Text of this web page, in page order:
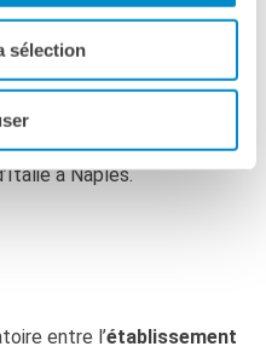
sélection
2020
à Naples.
entre l’établissement